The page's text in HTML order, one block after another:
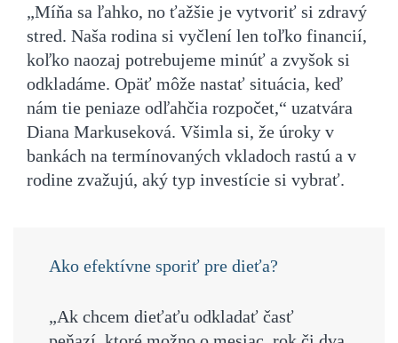
„Míňa sa ľahko, no ťažšie je vytvoriť si zdravý
stred. Naša rodina si vyčlení len toľko financií,
koľko naozaj potrebujeme minúť a zvyšok si
odkladáme. Opäť môže nastať situácia, keď
nám tie peniaze odľahčia rozpočet,“ uzatvára
Diana Markuseková. Všimla si, že úroky v
bankách na termínovaných vkladoch rastú a v
rodine zvažujú, aký typ investície si vybrať.
Ako efektívne sporiť pre dieťa?
„Ak chcem dieťaťu odkladať časť